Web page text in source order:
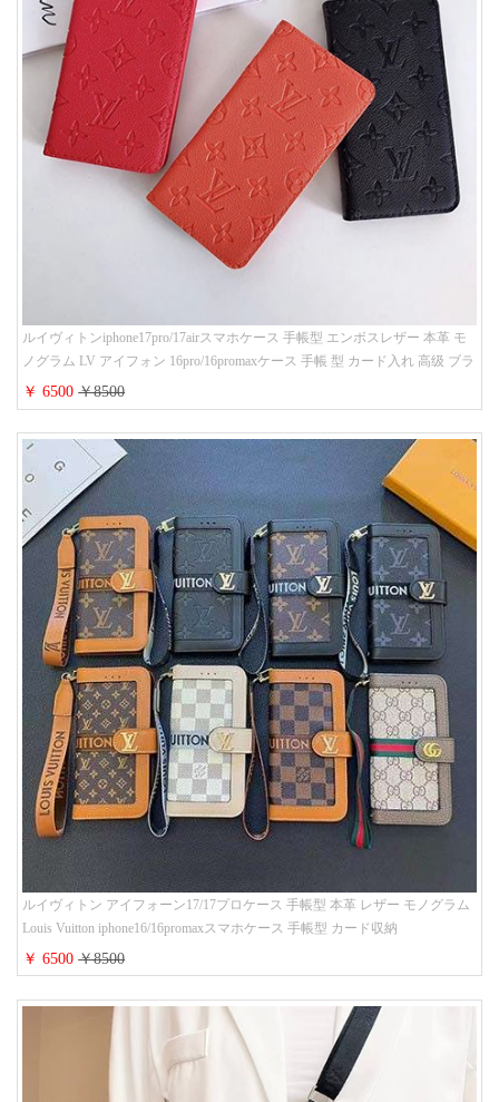
ルイヴィトンiphone17pro/17airスマホケース 手帳型 エンボスレザー 本革 モ
ノグラム LV アイフォン 16pro/16promaxケース 手帳 型 カード入れ 高级 ブラ
ンド iPhone 15/14/13 proケース 手帳型 男女通用 大人かわいい
￥ 6500￥8500
ルイヴィトン アイフォーン17/17プロケース 手帳型 本革 レザー モノグラム
Louis Vuitton iphone16/16promaxスマホケース 手帳型 カード収納
iphone15/14/13ケース ビジネス風 GUCCI galaxy s26/s25/s24ケース 手帳型 大
人 可愛い
￥ 6500￥8500